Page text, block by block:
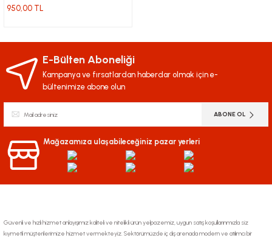
950,00 TL
E-Bülten Aboneliği
Kampanya ve fırsatlardan haberdar olmak için e-
bültenimize abone olun
ABONE OL
Mağazamıza ulaşabileceğiniz pazar yerleri
Güvenli ve hızlı hizmet anlayışımız kaliteli ve nitelikli ürün yelpazemiz, uygun satış koşullarınmızla siz
kıymetli müşterilerimize hizmet vermekteyiz. Sektörümüzde iç dış arenada modern ve atılımcı bir